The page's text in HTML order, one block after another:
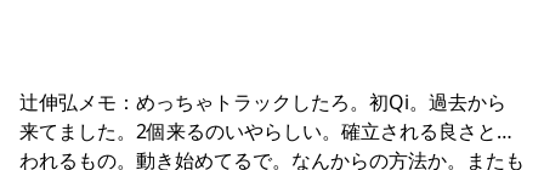
辻伸弘メモ：めっちゃトラックしたろ。初Qi。過去から
来てました。2個来るのいやらしい。確立される良さと失
われるもの。動き始めてるで。なんからの方法か。またも